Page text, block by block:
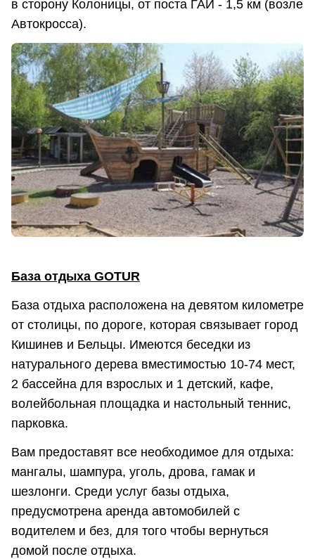
в сторону Колоницы, от поста ГАИ - 1,5 км (возле
Автокросса).
База отдыха GOTUR
База отдыха расположена на девятом километре
от столицы, по дороге, которая связывает город
Кишинев и Бельцы. Имеются беседки из
натурального дерева вместимостью 10-74 мест,
2 бассейна для взрослых и 1 детский, кафе,
волейбольная площадка и настольный теннис,
парковка.
Вам предоставят все необходимое для отдыха:
мангалы, шампура, уголь, дрова, гамак и
шезлонги. Среди услуг базы отдыха,
предусмотрена аренда автомобилей с
водителем и без, для того чтобы вернуться
домой после отдыха.